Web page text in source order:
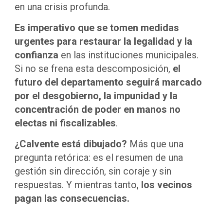
en una crisis profunda.
Es imperativo que se tomen medidas
urgentes para restaurar la legalidad y la
confianza en las instituciones municipales.
Si no se frena esta descomposición, el
futuro del departamento seguirá marcado
por el desgobierno, la impunidad y la
concentración de poder en manos no
electas ni fiscalizables.
¿Calvente está dibujado? Más que una
pregunta retórica: es el resumen de una
gestión sin dirección, sin coraje y sin
respuestas. Y mientras tanto, los vecinos
pagan las consecuencias.